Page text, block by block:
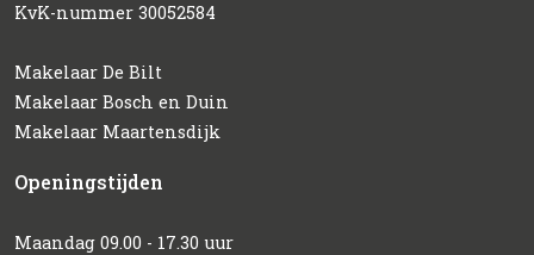
KvK-nummer 30052584
Makelaar De Bilt
Makelaar Bosch en Duin
Makelaar Maartensdijk
Openingstijden
Maandag 09.00 - 17.30 uur